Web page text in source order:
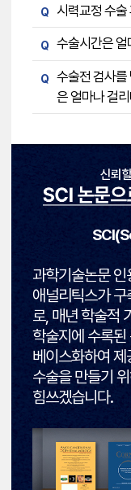
Q 시력교정 수
Q 수술시간은
Q
수술전 검사를
은 얼마나 걸
과학기술논문
애널리틱스가
로, 매년 학술적
학술지에 수록된
베이스화하여
수술을 만들기
힘쓰겠습니다.